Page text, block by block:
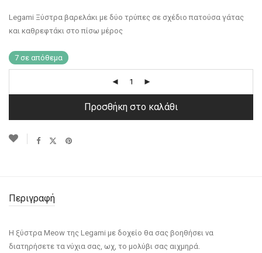
Legami Ξύστρα βαρελάκι με δύο τρύπες σε σχέδιο πατούσα γάτας
και καθρεφτάκι στο πίσω μέρος
7 σε απόθεμα
Προσθήκη στο καλάθι
Περιγραφή
Η ξύστρα Meow της Legami με δοχείο θα σας βοηθήσει να
διατηρήσετε τα νύχια σας, ωχ, το μολύβι σας αιχμηρά.